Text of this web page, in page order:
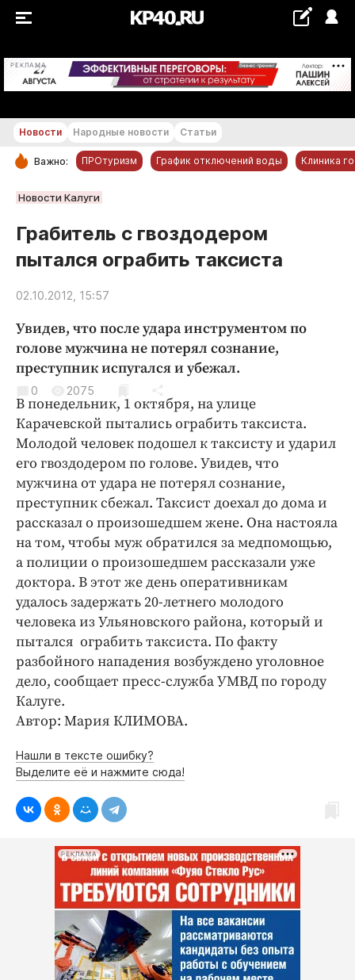
РЕКЛАМА +21...+22 °С
РУБРИКИ
Обнинск
Статьи
Народные новости
Благоустройство
Криминал
Культура
Недвижимость и ЖКХ
Образование
Общество
Погода
Праздники
Происшествия
Спорт
Экономика и бизнес
ПРОЕКТЫ
Блоги
Издания
Медиаперсона
Интересное чтиво
Бренд года
Работодатель года
Новости Народные новости Статьи
Важно: ПРОтуризм График отключений воды Клиника
Новости Калуги
Грабитель с гвоздодером
пытался ограбить таксиста
02.10.2012, 15:57
Увидев, что после удара инструментом по
голове мужчина не потерял сознание,
преступник испугался и убежал.
0 2075
В понедельник, 1 октября, на улице
Карачевской пытались ограбить таксиста.
Молодой человек подошел к таксисту и ударил
его гвоздодером по голове. Увидев, что
мужчина от удара не потерял сознание,
преступник сбежал. Таксист доехал до дома и
рассказал о произошедшем жене. Она настояла
на том, чтобы муж обратился за медпомощью,
а полиции о произошедшем рассказали уже
доктора. В этот же день оперативникам
удалось задержать 20-летнего молодого
человека из Ульяновского района, который и
пытался ограбить таксиста. По факту
разбойного нападения возбуждено уголовное
дело, сообщает пресс-служба УМВД по городу
Калуге.
Автор: Мария КЛИМОВА.
Нашли в тексте ошибку?
Выделите её и нажмите сюда!
РЕКЛАМА